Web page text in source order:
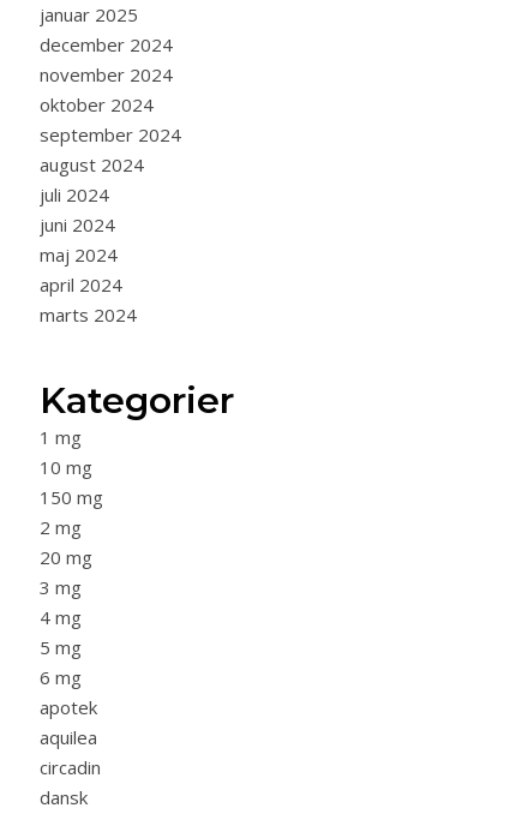
januar 2025
december 2024
november 2024
oktober 2024
september 2024
august 2024
juli 2024
juni 2024
maj 2024
april 2024
marts 2024
Kategorier
1 mg
10 mg
150 mg
2 mg
20 mg
3 mg
4 mg
5 mg
6 mg
apotek
aquilea
circadin
dansk